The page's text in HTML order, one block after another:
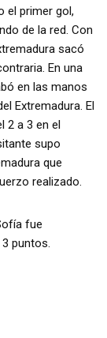
el primer gol,
de la red. Con
sacó
En una
en las manos
Extremadura. El
2 a 3 en el
supo
que
realizado.
fue
puntos.